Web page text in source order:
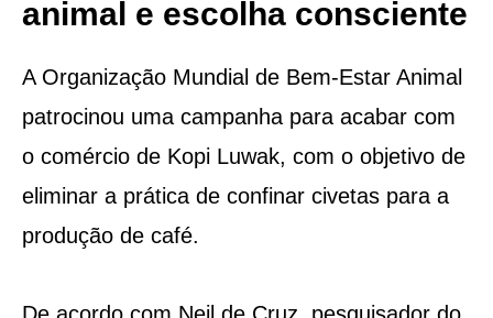
animal e escolha consciente
A Organização Mundial de Bem-Estar Animal
patrocinou uma campanha para acabar com
o comércio de Kopi Luwak, com o objetivo de
eliminar a prática de confinar civetas para a
produção de café.